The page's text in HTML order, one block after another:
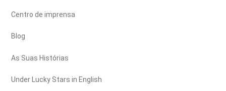
Centro de imprensa
Blog
As Suas Histórias
Under Lucky Stars in English